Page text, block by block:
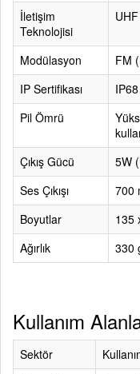
İletişim
Teknolojisi
Modülasyon
FM
IP Sertifikası
Pil Ömrü
Çıkış Gücü
5W
Ses Çıkışı
700
Boyutlar
135
Ağırlık
330
Kullanım
Sektör